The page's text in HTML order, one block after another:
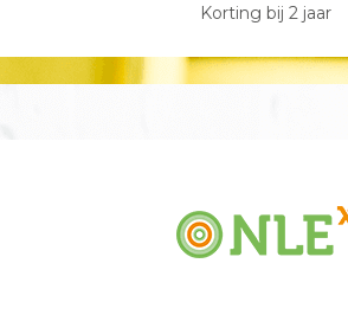
Korting bij 2 jaar